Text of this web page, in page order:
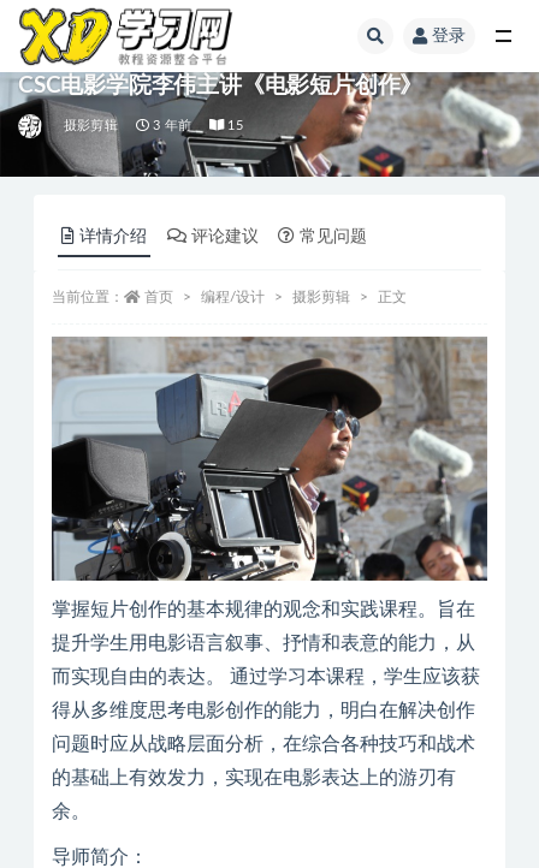
登录
CSC电影学院李伟主讲《电影短片创作》
摄影剪辑 3 年前 15
详情介绍 评论建议 常见问题
当前位置： 首页 编程/设计 摄影剪辑 正文
掌握短片创作的基本规律的观念和实践课程。旨在
提升学生用电影语言叙事、抒情和表意的能力，从
而实现自由的表达。 通过学习本课程，学生应该获
得从多维度思考电影创作的能力，明白在解决创作
问题时应从战略层面分析，在综合各种技巧和战术
的基础上有效发力，实现在电影表达上的游刃有
余。
导师简介：